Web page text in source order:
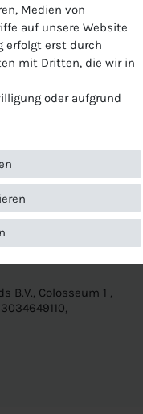
B.V., Colosseum 1 ,
Medien von
auf unsere Website
erfolgt erst durch
mit Dritten, die wir in
oder aufgrund
das Recht, nicht
späteren
Beachten Sie unser
Daten­schutz­erklärung